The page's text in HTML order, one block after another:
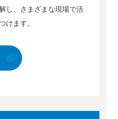
し、さまざまな現場で活
けます。